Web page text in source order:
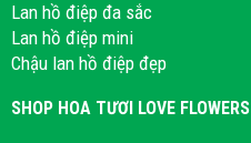
Lan hồ điệp đa sắc
Lan hồ điệp mini
Chậu lan hồ điệp đẹp
SHOP HOA TƯƠI LOVE FLOWERS